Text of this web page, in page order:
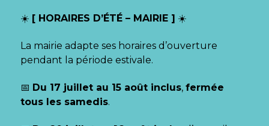
☀️ [ HORAIRES D’ÉTÉ – MAIRIE ] ☀️
La mairie adapte ses horaires d’ouverture
pendant la période estivale.
📅 Du 17 juillet au 15 août inclus, fermée
tous les samedis.